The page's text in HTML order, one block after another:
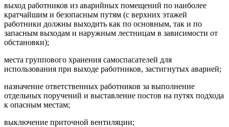
выход работников из аварийных помещений по наиболее
кратчайшим и безопасным путям (с верхних этажей
работники должны выходить как по основным, так и по
запасным выходам и наружным лестницам в зависимости от
обстановки);
места группового хранения самоспасателей для
использования при выходе работников, застигнутых аварией;
назначение ответственных работников за выполнение
отдельных поручений и выставление постов на путях подхода
к опасным местам;
выключение приточной вентиляции;